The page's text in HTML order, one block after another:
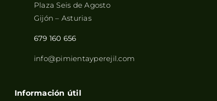
Plaza Seis de Agosto
Gijón – Asturias
679 160 656
info@pimientayperejil.com
Información útil